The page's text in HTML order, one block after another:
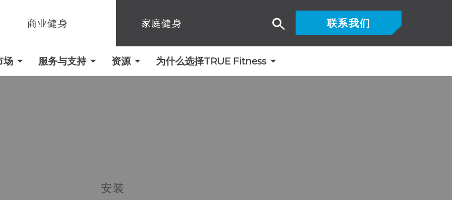
商业健身 家庭健身
场 服务与支持 资源 为什么选择TRUE Fitness
联系我们
搜
安装